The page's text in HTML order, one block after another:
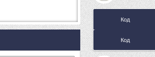
Код
Код